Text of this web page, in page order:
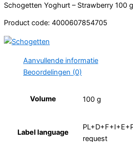
Schogetten Yoghurt – Strawberry 100 g
Product code: 4000607854705
Aanvullende informatie
Beoordelingen (0)
Volume 100 g
Label language
request